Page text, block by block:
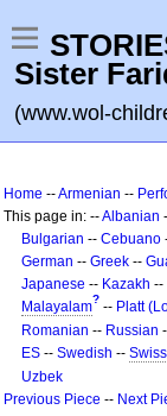
Sister
(www.wol-
Home --Armenian --
This page in: --Albanian
Bulgarian -- Cebuano
German -- Greek --
Japanese -- Kazakh --
Malayalam? -- Platt
Romanian -- Russian
ES -- Swedish --
Uzbek
Previous Piece -- Next